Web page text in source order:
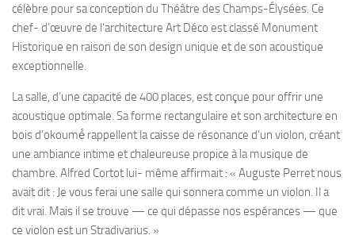
célèbre pour sa conception du Théâtre des Champs-Élysées. Ce
chef- d’œuvre de l’architecture Art Déco est classé Monument
Historique en raison de son design unique et de son acoustique
exceptionnelle.
La salle, d’une capacité de 400 places, est conçue pour offrir une
acoustique optimale. Sa forme rectangulaire et son architecture en
bois d’okoumé́ rappellent la caisse de résonance d’un violon, créant
une ambiance intime et chaleureuse propice à la musique de
chambre. Alfred Cortot lui- même affirmait : « Auguste Perret nous
avait dit : Je vous ferai une salle qui sonnera comme un violon. Il a
dit vrai. Mais il se trouve — ce qui dépasse nos espérances — que
ce violon est un Stradivarius. »